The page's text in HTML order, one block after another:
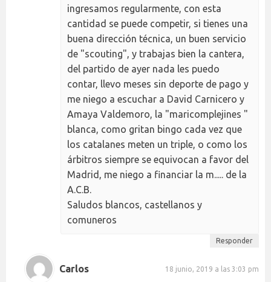
ingresamos regularmente, con esta
cantidad se puede competir, si tienes una
buena dirección técnica, un buen servicio
de "scouting", y trabajas bien la cantera,
del partido de ayer nada les puedo
contar, llevo meses sin deporte de pago y
me niego a escuchar a David Carnicero y
Amaya Valdemoro, la "maricomplejines "
blanca, como gritan bingo cada vez que
los catalanes meten un triple, o como los
árbitros siempre se equivocan a favor del
Madrid, me niego a financiar la m..... de la
A.C.B.
Saludos blancos, castellanos y
comuneros
Responder
Carlos 18 junio, 2019 a las 3:03 pm